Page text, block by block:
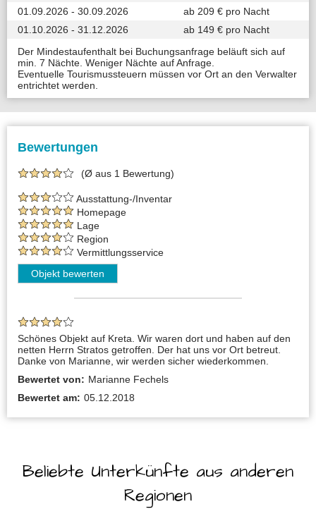
01.09.2026 - 30.09.2026
ab 209 € pro Nacht
01.10.2026 - 31.12.2026
ab 149 € pro Nacht
Der Mindestaufenthalt bei Buchungsanfrage beläuft sich auf
min. 7 Nächte. Weniger Nächte auf Anfrage.
Eventuelle Tourismussteuern müssen vor Ort an den Verwalter
entrichtet werden.
Bewertungen
(Ø aus 1 Bewertung)
Ausstattung-/Inventar
Homepage
Lage
Region
Vermittlungsservice
Objekt bewerten
Schönes Objekt auf Kreta. Wir waren dort und haben auf den
netten Herrn Stratos getroffen. Der hat uns vor Ort betreut.
Danke von Marianne, wir werden sicher wiederkommen.
Bewertet von: Marianne Fechels
Bewertet am: 05.12.2018
Beliebte Unterkünfte aus anderen
Regionen